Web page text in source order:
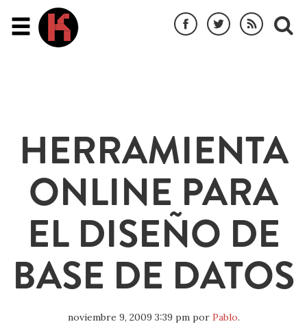
HERRAMIENTA
ONLINE PARA
EL DISEÑO DE
BASE DE DATOS
noviembre 9, 2009 3:39 pmpor Pablo.